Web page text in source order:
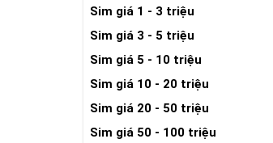
Sim giá 1 - 3 triệu
Sim giá 3 - 5 triệu
Sim giá 5 - 10 triệu
Sim giá 10 - 20 triệu
Sim giá 20 - 50 triệu
Sim giá 50 - 100 triệu